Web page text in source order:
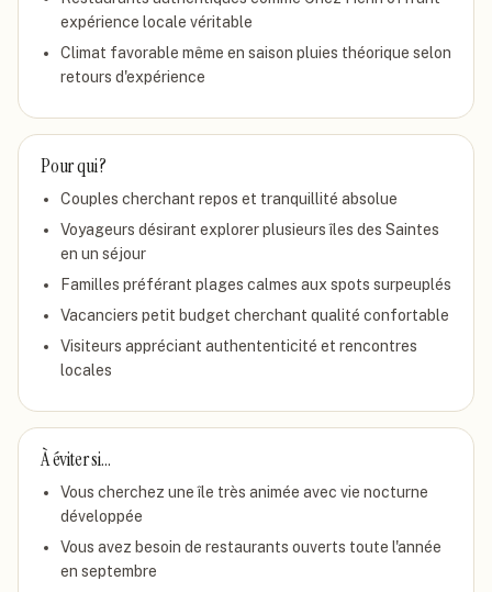
expérience locale véritable
Climat favorable même en saison pluies théorique selon
retours d'expérience
Pour qui ?
Couples cherchant repos et tranquillité absolue
Voyageurs désirant explorer plusieurs îles des Saintes
en un séjour
Familles préférant plages calmes aux spots surpeuplés
Vacanciers petit budget cherchant qualité confortable
Visiteurs appréciant authententicité et rencontres
locales
À éviter si…
Vous cherchez une île très animée avec vie nocturne
développée
Vous avez besoin de restaurants ouverts toute l'année
en septembre